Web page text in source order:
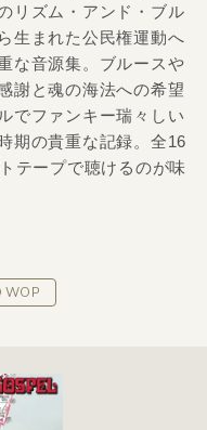
リズム・アンド・ブル
生まれた公民権運動へ
な音源集。ブルースや
謝と魂の海法への希望
でファンキー瑞々しい
期の貴重な記録。全16
テープで聴けるのが味
WOP